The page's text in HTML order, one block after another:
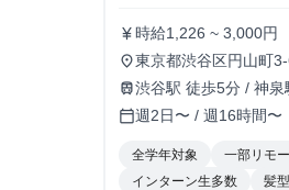
currency_yen時給1,226 ~ 3,000
place東京都渋谷区円山町
train渋谷駅 徒歩5分 / 神
calendar_today週2日〜 / 週16時間〜
全学年対象 一部リモ
インターン生多数
髪